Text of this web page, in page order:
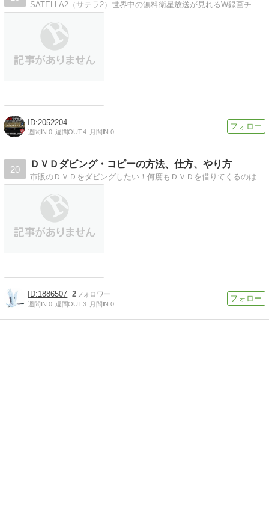
2052204
週間IN:0 週間OUT:4 月間IN:0
20
ＤＶＤダビング・コピーの方法、仕方、やり方
1886507 2
週間IN:0 週間OUT:3 月間IN:0